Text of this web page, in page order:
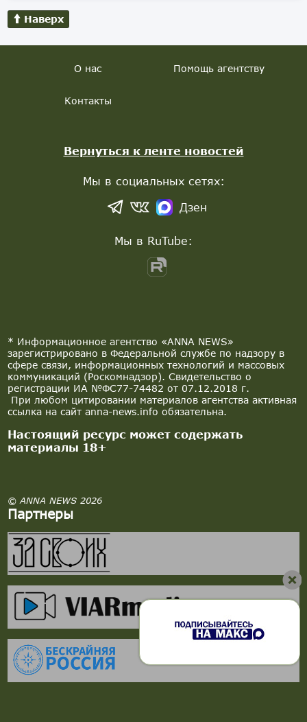
Наверх
* Информационное агентство «ANNA NEWS»
зарегистрировано в Федеральной службе по надзору в
сфере связи, информационных технологий и массовых
коммуникаций (Роскомнадзор). Свидетельство о
регистрации ИА №ФС77-74482 от 07.12.2018 г.
При любом цитировании материалов агентства активная
ссылка на сайт anna-news.info обязательна.
Настоящий ресурс может содержать
материалы 18+
© ANNA NEWS 2026
Партнеры
О нас Помощь агентству
Контакты
Вернуться к ленте новостей
Мы в социальных сетях:
Дзен
Мы в RuTube: